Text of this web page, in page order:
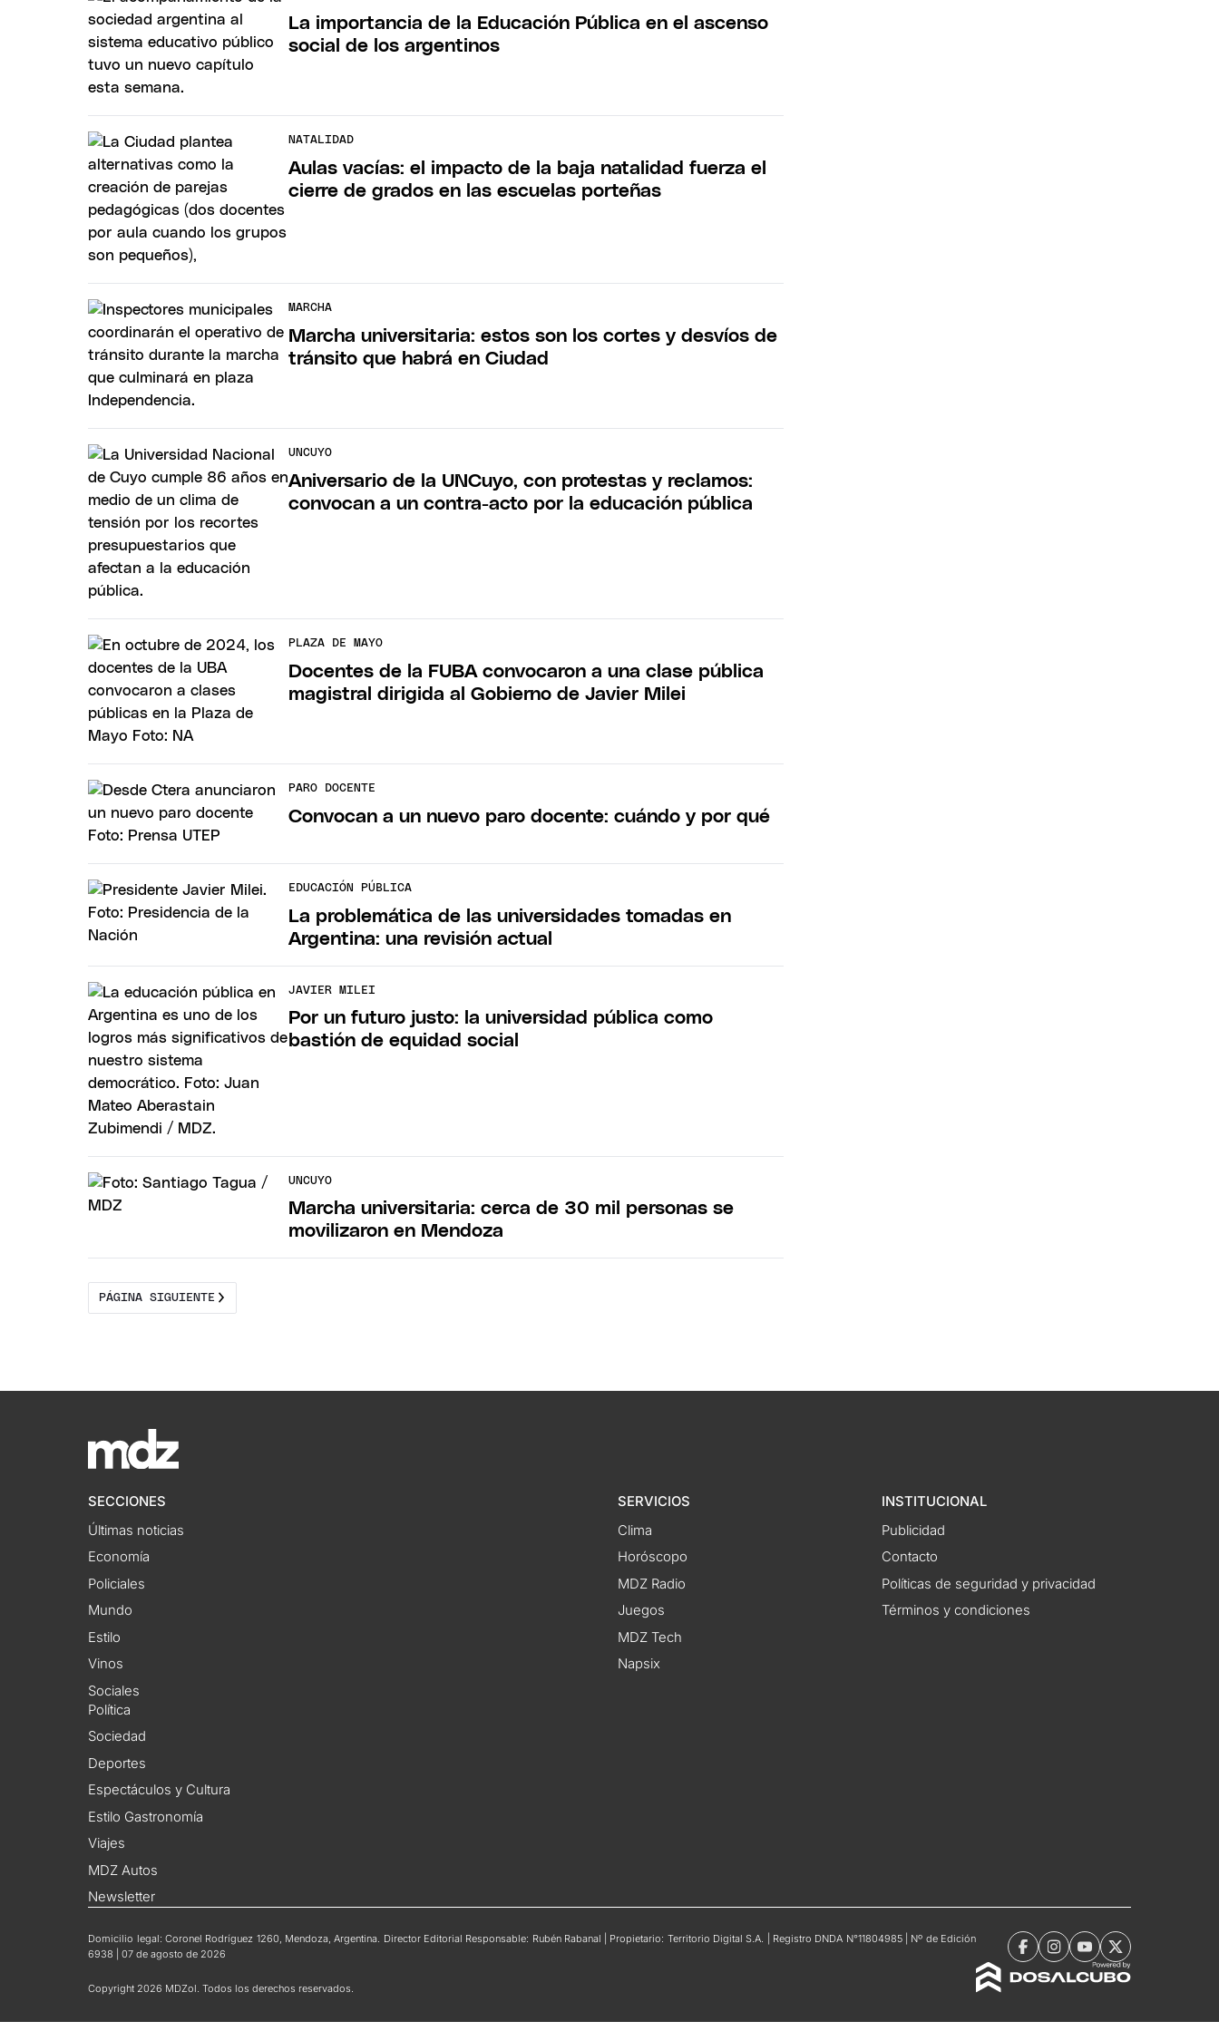
La importancia de la Educación Pública en el ascenso
social de los argentinos
NATALIDAD
Aulas vacías: el impacto de la baja natalidad fuerza el
cierre de grados en las escuelas porteñas
MARCHA
Marcha universitaria: estos son los cortes y desvíos de
tránsito que habrá en Ciudad
UNCUYO
Aniversario de la UNCuyo, con protestas y reclamos:
convocan a un contra-acto por la educación pública
PLAZA DE MAYO
Docentes de la FUBA convocaron a una clase pública
magistral dirigida al Gobierno de Javier Milei
PARO DOCENTE
Convocan a un nuevo paro docente: cuándo y por qué
EDUCACIÓN PÚBLICA
La problemática de las universidades tomadas en
Argentina: una revisión actual
JAVIER MILEI
Por un futuro justo: la universidad pública como
bastión de equidad social
UNCUYO
Marcha universitaria: cerca de 30 mil personas se
movilizaron en Mendoza
PÁGINA SIGUIENTE
SECCIONES
Últimas noticias
Economía
Policiales
Mundo
Estilo
Vinos
Sociales
Política
Sociedad
Deportes
Espectáculos y Cultura
Estilo Gastronomía
Viajes
MDZ Autos
Newsletter
SERVICIOS
Clima
Horóscopo
MDZ Radio
Juegos
MDZ Tech
Napsix
INSTITUCIONAL
Publicidad
Contacto
Políticas de seguridad y privacidad
Términos y condiciones
Domicilio legal: Coronel Rodríguez 1260, Mendoza, Argentina. Director Editorial Responsable: Rubén Rabanal | Propietario: Territorio Digital S.A. | Registro DNDA N°11804985 | Nº de Edición
6938 | 07 de agosto de 2026
Copyright 2026 MDZol. Todos los derechos reservados.